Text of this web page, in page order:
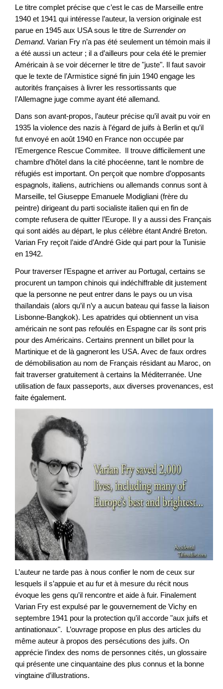
Le titre complet précise que c’est le cas de Marseille entre
1940 et 1941 qui intéresse l’auteur, la version originale est
parue en 1945 aux USA sous le titre de Surrender on
Demand. Varian Fry n’a pas été seulement un témoin mais il
a été aussi un acteur ; il a d’ailleurs pour cela été le premier
Américain à se voir décerner le titre de "juste". Il faut savoir
que le texte de l’Armistice signé fin juin 1940 engage les
autorités françaises à livrer les ressortissants que
l’Allemagne juge comme ayant été allemand.
Dans son avant-propos, l’auteur précise qu’il avait pu voir en
1935 la violence des nazis à l’égard de juifs à Berlin et qu’il
fut envoyé en août 1940 en France non occupée par
l’Emergence Rescue Commitee. Il trouve difficilement une
chambre d’hôtel dans la cité phocéenne, tant le nombre de
réfugiés est important. On perçoit que nombre d’opposants
espagnols, italiens, autrichiens ou allemands connus sont à
Marseille, tel Giuseppe Emanuele Modigliani (frère du
peintre) dirigeant du parti socialiste italien qui en fin de
compte refusera de quitter l’Europe. Il y a aussi des Français
qui sont aidés au départ, le plus célèbre étant André Breton.
Varian Fry reçoit l’aide d’André Gide qui part pour la Tunisie
en 1942.
Pour traverser l’Espagne et arriver au Portugal, certains se
procurent un tampon chinois qui indéchiffrable dit justement
que la personne ne peut entrer dans le pays ou un visa
thaïlandais (alors qu’il n’y a aucun bateau qui fasse la liaison
Lisbonne-Bangkok). Les apatrides qui obtiennent un visa
américain ne sont pas refoulés en Espagne car ils sont pris
pour des Américains. Certains prennent un billet pour la
Martinique et de là gagneront les USA. Avec de faux ordres
de démobilisation au nom de Français résidant au Maroc, on
fait traverser gratuitement à certains la Méditerranée. Une
utilisation de faux passeports, aux diverses provenances, est
faite également.
L’auteur ne tarde pas à nous confier le nom de ceux sur
lesquels il s’appuie et au fur et à mesure du récit nous
évoque les gens qu’il rencontre et aide à fuir. Finalement
Varian Fry est expulsé par le gouvernement de Vichy en
septembre 1941 pour la protection qu’il accorde "aux juifs et
antinationaux". L’ouvrage propose en plus des articles du
même auteur à propos des persécutions des juifs. On
apprécie l’index des noms de personnes cités, un glossaire
qui présente une cinquantaine des plus connus et la bonne
vingtaine d’illustrations.